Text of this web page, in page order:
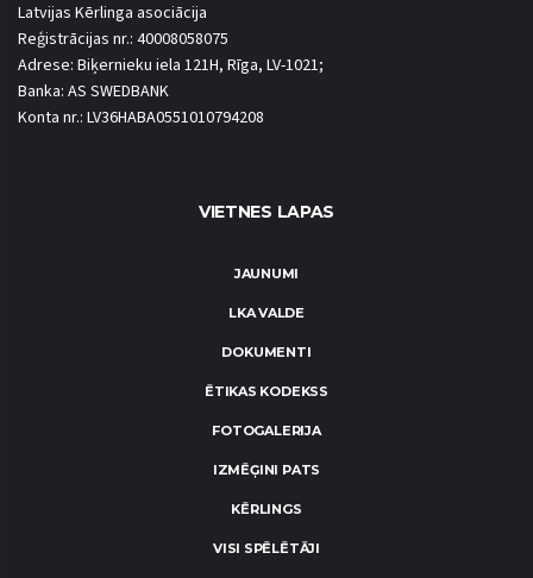
Latvijas Kērlinga asociācija
Reģistrācijas nr.: 40008058075
Adrese: Biķernieku iela 121H, Rīga, LV-1021;
Banka: AS SWEDBANK
Konta nr.: LV36HABA0551010794208
VIETNES LAPAS
JAUNUMI
LKA VALDE
DOKUMENTI
ĒTIKAS KODEKSS
FOTOGALERIJA
IZMĒĢINI PATS
KĒRLINGS
VISI SPĒLĒTĀJI